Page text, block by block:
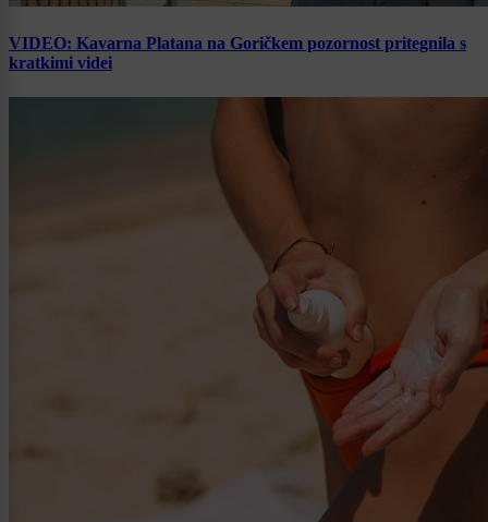
VIDEO: Kavarna Platana na Goričkem pozornost pritegnila s
kratkimi videi